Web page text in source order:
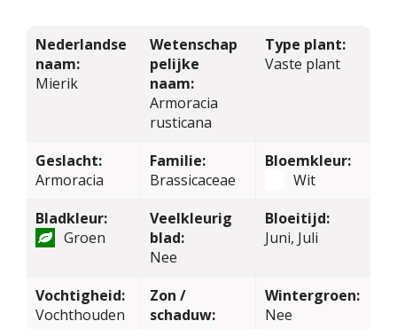
Nederlandse
naam:
Mierik
Wetenschap
pelijke
naam:
Armoracia
rusticana
Type plant:
Vaste plant
Geslacht:
Armoracia
Familie:
Brassicaceae
Bloemkleur:
Wit
Bladkleur:
Groen
Veelkleurig
blad:
Nee
Bloeitijd:
Juni, Juli
Vochtigheid:
Vochthouden
Zon /
schaduw:
Wintergroen:
Nee